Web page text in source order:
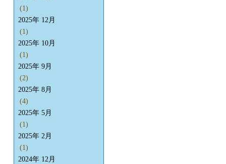
(1)
2025年 12月
(1)
2025年 10月
(1)
2025年 9月
(2)
2025年 8月
(4)
2025年 5月
(1)
2025年 2月
(1)
2024年 12月